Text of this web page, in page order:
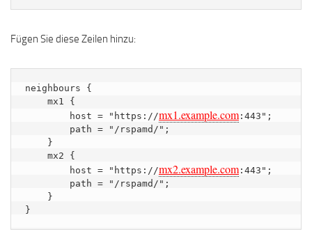
Fügen Sie diese Zeilen hinzu:
neighbours {
mx1 {
host = "https://mx1.example.com:443";
path = "/rspamd/";
}
mx2 {
host = "https://mx2.example.com:443";
path = "/rspamd/";
}
}